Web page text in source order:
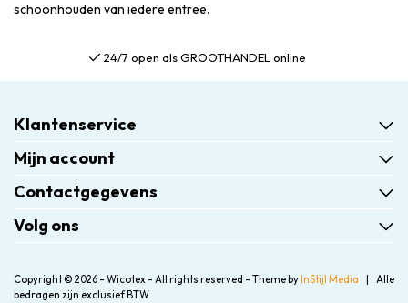
schoonhouden van iedere entree.
GROOTHANDEL online
Klantenservice
Mijn account
Contactgegevens
Volg ons
Copyright © 2026 - Wicotex - All rights reserved - Theme by InStijl Media
Alle
bedragen zijn exclusief BTW